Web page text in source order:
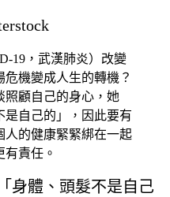
19，武漢肺炎）改變
機變成人生的轉機？
照顧自己的身心，她
是自己的」，因此要有
人的健康緊緊綁在一起
責任。
身體、頭髮不是自己